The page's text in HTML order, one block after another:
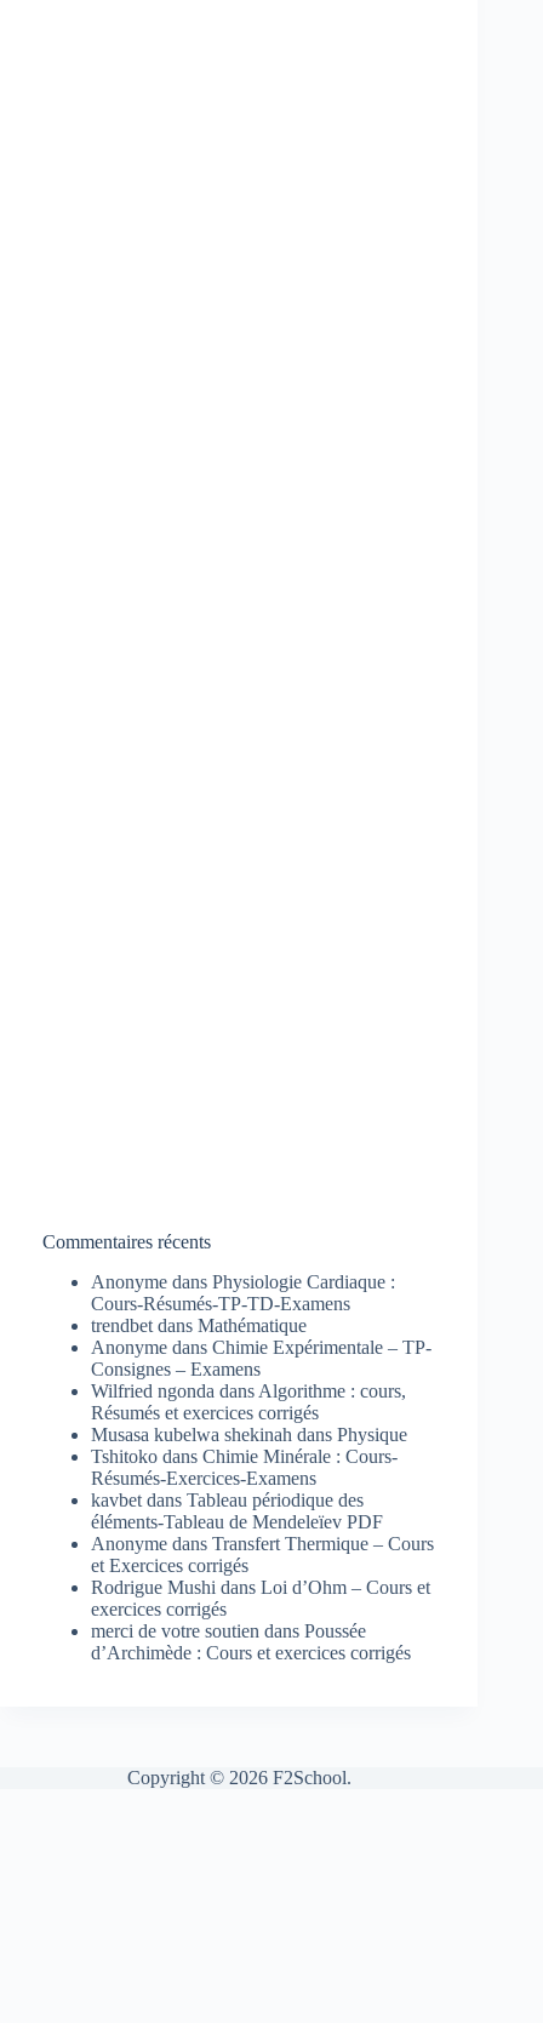
Commentaires récents
Anonyme dans Physiologie Cardiaque :
Cours-Résumés-TP-TD-Examens
trendbet dans Mathématique
Anonyme dans Chimie Expérimentale – TP-
Consignes – Examens
Wilfried ngonda dans Algorithme : cours,
Résumés et exercices corrigés
Musasa kubelwa shekinah dans Physique
Tshitoko dans Chimie Minérale : Cours-
Résumés-Exercices-Examens
kavbet dans Tableau périodique des
éléments-Tableau de Mendeleïev PDF
Anonyme dans Transfert Thermique – Cours
et Exercices corrigés
Rodrigue Mushi dans Loi d’Ohm – Cours et
exercices corrigés
merci de votre soutien dans Poussée
d’Archimède : Cours et exercices corrigés
Copyright © 2026 F2School.